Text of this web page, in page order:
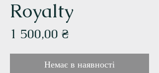
Royalty
1 500,00 ₴Ціна
Немає в наявності